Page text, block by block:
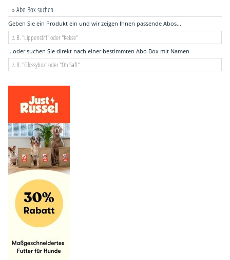
» Abo Box suchen
Geben Sie ein Produkt ein und wir zeigen Ihnen passende Abos...
...oder suchen Sie direkt nach einer bestimmten Abo Box mit Namen